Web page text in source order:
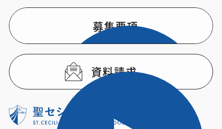
募集要項
資料請求